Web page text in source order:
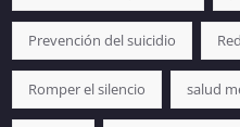
Prevención del suicidio
Romper el silencio salud